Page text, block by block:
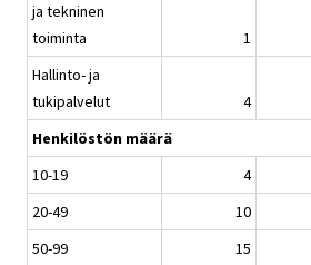
ja tekninen
toiminta
1
Hallinto- ja
tukipalvelut
4
Henkilöstön määrä
10-19
4
20-49
10
50-99
15